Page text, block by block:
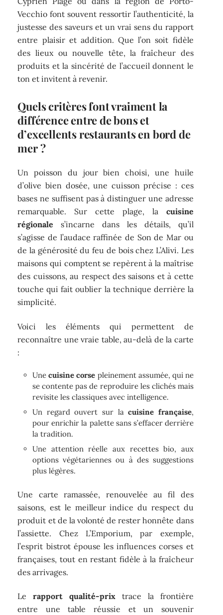
Vecchio font souvent ressortir l’authenticité, la
justesse des saveurs et un vrai sens du rapport
entre plaisir et addition. Que l’on soit fidèle
des lieux ou nouvelle tête, la fraîcheur des
produits et la sincérité de l’accueil donnent le
ton et invitent à revenir.
Quels critères font vraiment la
différence entre de bons et
d’excellents restaurants en bord de
mer ?
Un poisson du jour bien choisi, une huile
d’olive bien dosée, une cuisson précise : ces
bases ne suffisent pas à distinguer une adresse
remarquable. Sur cette plage, la cuisine
régionale s’incarne dans les détails, qu’il
s’agisse de l’audace raffinée de Son de Mar ou
de la générosité du feu de bois chez L’Alivi. Les
maisons qui comptent se repèrent à la maîtrise
des cuissons, au respect des saisons et à cette
touche qui fait oublier la technique derrière la
simplicité.
Voici les éléments qui permettent de
reconnaître une vraie table, au-delà de la carte
:
Unecuisine corse pleinement assumée, qui ne
se contente pas de reproduire les clichés mais
revisite les classiques avec intelligence.
Un regard ouvert sur lacuisine française,
pour enrichir la palette sans s’effacer derrière
la tradition.
Une attention réelle aux recettes bio, aux
options végétariennes ou à des suggestions
plus légères.
Une carte ramassée, renouvelée au fil des
saisons, est le meilleur indice du respect du
produit et de la volonté de rester honnête dans
l’assiette. Chez L’Emporium, par exemple,
l’esprit bistrot épouse les influences corses et
françaises, tout en restant fidèle à la fraîcheur
des arrivages.
Lerapport qualité-prix trace la frontière
entre une table réussie et un souvenir